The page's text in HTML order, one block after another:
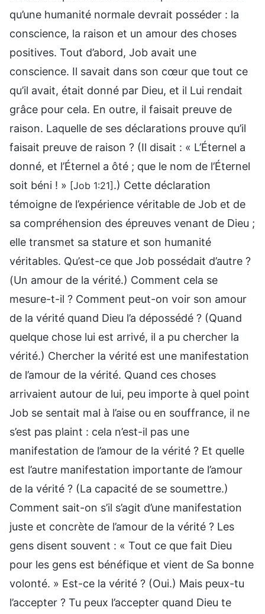
qu’une humanité normale devrait posséder : la
conscience, la raison et un amour des choses
positives. Tout d’abord, Job avait une
conscience. Il savait dans son cœur que tout ce
qu’il avait, était donné par Dieu, et il Lui rendait
grâce pour cela. En outre, il faisait preuve de
raison. Laquelle de ses déclarations prouve qu’il
faisait preuve de raison ? (Il disait : « L’Éternel a
donné, et l’Éternel a ôté ; que le nom de l’Éternel
soit béni ! » [Job 1:21].) Cette déclaration
témoigne de l’expérience véritable de Job et de
sa compréhension des épreuves venant de Dieu ;
elle transmet sa stature et son humanité
véritables. Qu’est-ce que Job possédait d’autre ?
(Un amour de la vérité.) Comment cela se
mesure-t-il ? Comment peut-on voir son amour
de la vérité quand Dieu l’a dépossédé ? (Quand
quelque chose lui est arrivé, il a pu chercher la
vérité.) Chercher la vérité est une manifestation
de l’amour de la vérité. Quand ces choses
arrivaient autour de lui, peu importe à quel point
Job se sentait mal à l’aise ou en souffrance, il ne
s’est pas plaint : cela n’est-il pas une
manifestation de l’amour de la vérité ? Et quelle
est l’autre manifestation importante de l’amour
de la vérité ? (La capacité de se soumettre.)
Comment sait-on s’il s’agit d’une manifestation
juste et concrète de l’amour de la vérité ? Les
gens disent souvent : « Tout ce que fait Dieu
pour les gens est bénéfique et vient de Sa bonne
volonté. » Est-ce la vérité ? (Oui.) Mais peux-tu
l’accepter ? Tu peux l’accepter quand Dieu te